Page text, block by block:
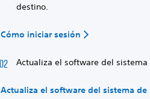
destino.
Cómo iniciar sesión
Actualiza el software del
Actualiza el software del sistema de